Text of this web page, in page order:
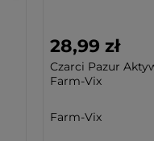
28,99 zł
Czarci Pazur
Farm-Vix
Farm-Vix